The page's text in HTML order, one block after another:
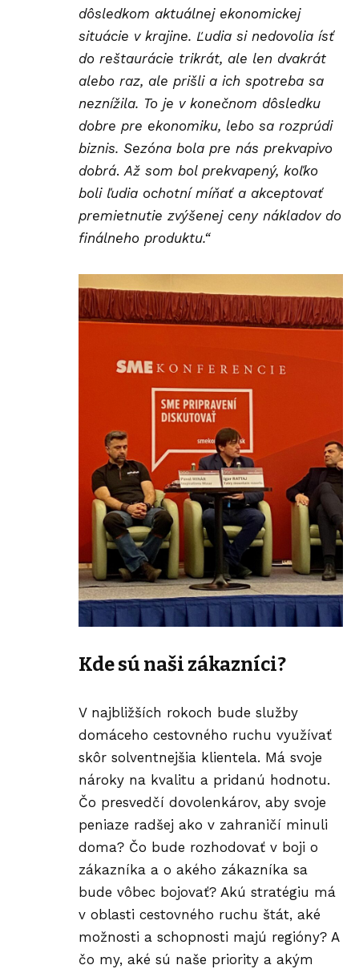
dôsledkom aktuálnej ekonomickej
situácie v krajine. Ľudia si nedovolia ísť
do reštaurácie trikrát, ale len dvakrát
alebo raz, ale prišli a ich spotreba sa
neznížila. To je v konečnom dôsledku
dobre pre ekonomiku, lebo sa rozprúdi
biznis. Sezóna bola pre nás prekvapivo
dobrá. Až som bol prekvapený, koľko
boli ľudia ochotní míňať a akceptovať
premietnutie zvýšenej ceny nákladov do
finálneho produktu.“
Kde sú naši zákazníci?
V najbližších rokoch bude služby
domáceho cestovného ruchu využívať
skôr solventnejšia klientela. Má svoje
nároky na kvalitu a pridanú hodnotu.
Čo presvedčí dovolenkárov, aby svoje
peniaze radšej ako v zahraničí minuli
doma? Čo bude rozhodovať v boji o
zákazníka a o akého zákazníka sa
bude vôbec bojovať? Akú stratégiu má
v oblasti cestovného ruchu štát, aké
možnosti a schopnosti majú regióny? A
čo my, aké sú naše priority a akým